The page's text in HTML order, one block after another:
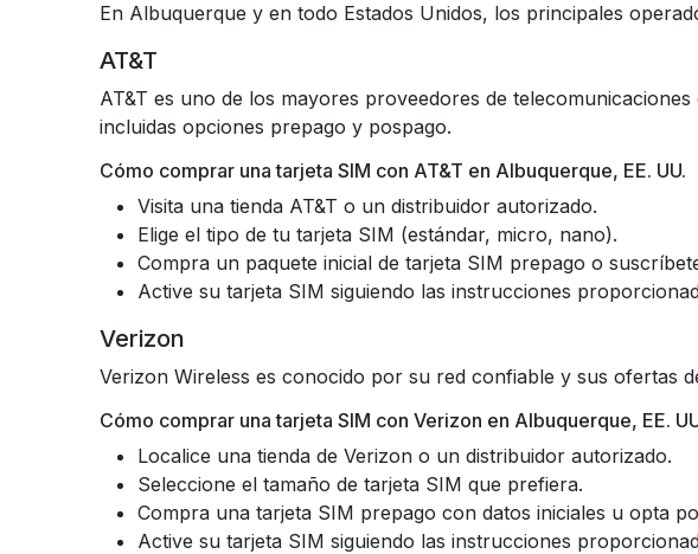
En Albuquerque y en todo Estados Unidos, los principales
AT&T
AT&T es uno de los mayores proveedores de
incluidas opciones prepago y pospago.
Cómo comprar una tarjeta SIM con AT&T en Albuquerque, EE. UU.
Visita una tienda AT&T o un distribuidor autorizado.
Elige el tipo de tu tarjeta SIM (estándar, micro, nano).
Compra un paquete inicial de tarjeta SIM prepago o
Active su tarjeta SIM siguiendo las instrucciones
Verizon
Verizon Wireless es conocido por su red confiable y sus ofertas
Cómo comprar una tarjeta SIM con Verizon en Albuquerque, EE.
Localice una tienda de Verizon o un distribuidor autorizado.
Seleccione el tamaño de tarjeta SIM que prefiera.
Compra una tarjeta SIM prepago con datos iniciales u opta
Active su tarjeta SIM siguiendo las instrucciones